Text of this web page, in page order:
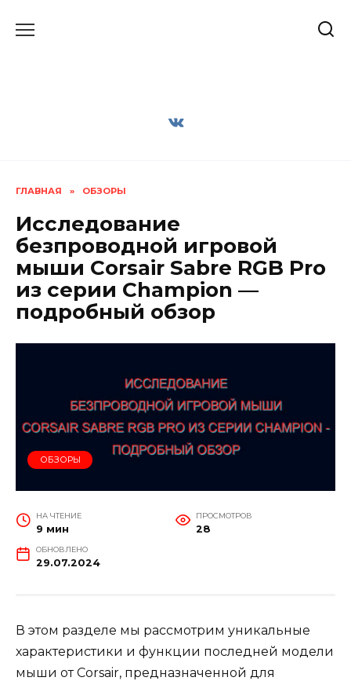
ГЛАВНАЯ » ОБЗОРЫ
Исследование
безпроводной игровой
мыши Corsair Sabre RGB Pro
из серии Champion —
подробный обзор
ОБЗОРЫ
НА ЧТЕНИЕ
9 мин
ПРОСМОТРОВ
28
ОБНОВЛЕНО
29.07.2024
В этом разделе мы рассмотрим уникальные
характеристики и функции последней модели
мыши от Corsair, предназначенной для